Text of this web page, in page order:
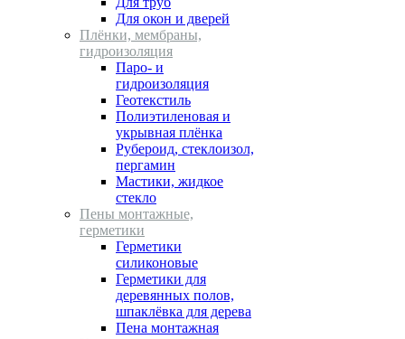
Для окон и дверей
Плёнки, мембраны,
гидроизоляция
Паро- и
гидроизоляция
Геотекстиль
Полиэтиленовая и
укрывная плёнка
Рубероид, стеклоизол,
пергамин
Мастики, жидкое
стекло
Пены монтажные,
герметики
Герметики
силиконовые
Герметики для
деревянных полов,
шпаклёвка для дерева
Пена монтажная